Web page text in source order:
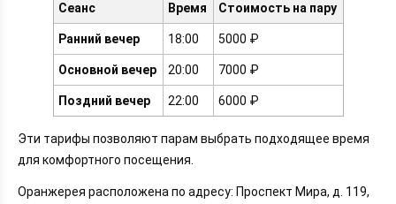
Сеанс Время Стоимость на пару
Ранний вечер 18:00 5000 ₽
Основной вечер 20:00 7000 ₽
Поздний вечер 22:00 6000 ₽
Эти тарифы позволяют парам выбрать подходящее время
для комфортного посещения.
Оранжерея расположена по адресу: Проспект Мира, д. 119,